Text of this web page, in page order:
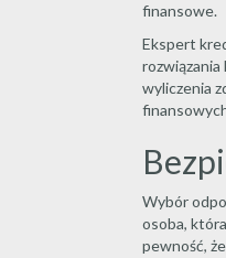
finansowe.
Ekspert
wyliczenia
Wybór
osoba,
pewność,